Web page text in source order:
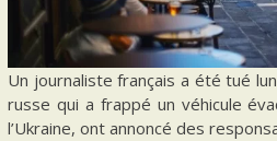
Un journaliste français a été tué
russe qui a frappé un véhicule
l’Ukraine, ont annoncé des